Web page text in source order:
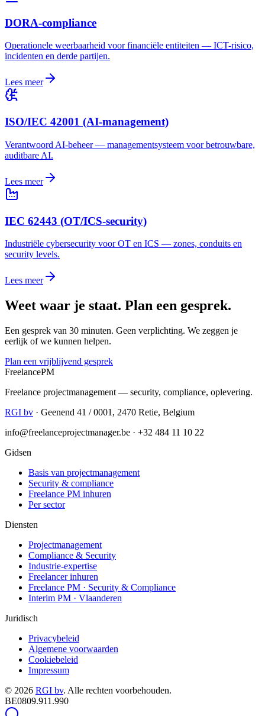
DORA-compliance
Operationele weerbaarheid voor financiële entiteiten — ICT-risico,
incidenten en derde partijen.
Lees meer
ISO/IEC 42001 (AI-management)
Verantwoord AI-beheer — managementsysteem voor betrouwbare,
auditbare AI.
Lees meer
IEC 62443 (OT/ICS-security)
Industriële cybersecurity voor OT en ICS — zones, conduits en
security levels.
Lees meer
Weet waar je staat. Plan een gesprek.
Een gesprek van 30 minuten. Geen verplichting. We zeggen je
eerlijk of we kunnen helpen.
Plan een vrijblijvend gesprek
FreelancePM
Freelance projectmanagement — security, compliance, oplevering.
RGI bv · Geenend 41 / 0001, 2470 Retie, Belgium
info@freelanceprojectmanager.be · +32 484 11 10 22
Gidsen
Basis van projectmanagement
Security & compliance
Freelance PM inhuren
Per sector
Diensten
Projectmanagement
Compliance & Security
Industrie-expertise
Freelancer inhuren
Freelance PM · Security & Compliance
Interim PM · Vlaanderen
Juridisch
Privacybeleid
Algemene voorwaarden
Cookiebeleid
Impressum
© 2026 RGI bv. Alle rechten voorbehouden.
BE0809.911.990